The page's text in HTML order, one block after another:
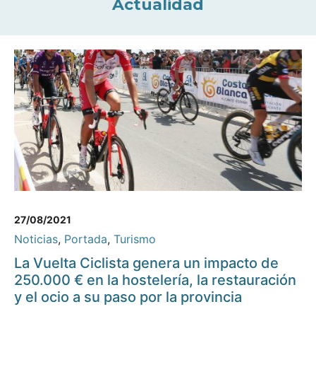
Actualidad
27/08/2021
Noticias, Portada, Turismo
La Vuelta Ciclista genera un impacto de
250.000 € en la hostelería, la restauración
y el ocio a su paso por la provincia